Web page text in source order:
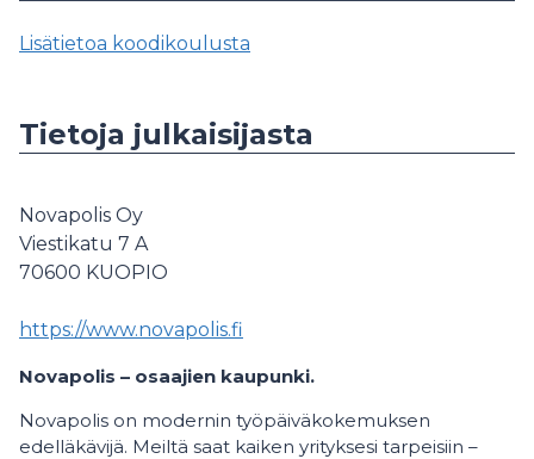
Lisätietoa koodikoulusta
Tietoja julkaisijasta
Novapolis Oy
Viestikatu 7 A
70600 KUOPIO
https://www.novapolis.fi
Novapolis – osaajien kaupunki.
Novapolis on modernin työpäiväkokemuksen
edelläkävijä. Meiltä saat kaiken yrityksesi tarpeisiin –